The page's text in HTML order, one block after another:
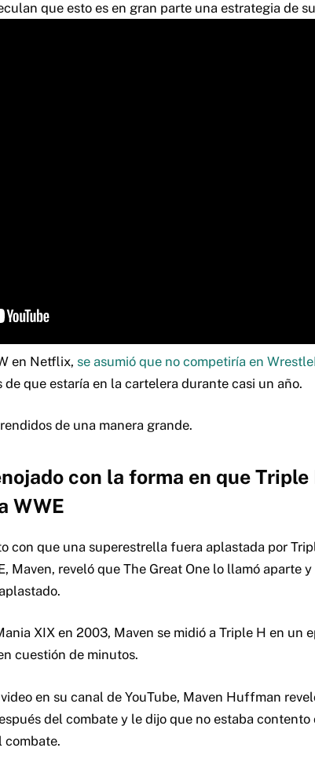
que esto es en gran parte una estrategia de
en Netflix, se asumió que no competiría en
que estaría en la cartelera durante casi un año.
de una manera grande.
con la forma en que Triple
WWE
con que una superestrella fuera aplastada por
Maven, reveló que The Great One lo llamó aparte y
XIX en 2003, Maven se midió a Triple H en un
cuestión de minutos.
en su canal de YouTube, Maven Huffman
del combate y le dijo que no estaba contento
combate.